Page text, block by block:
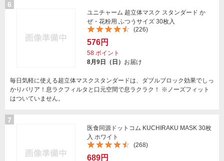
6
ユニチャーム 超立体マスク スタンダード か
ぜ・花粉用 ふつうサイズ 30枚入
(226)
576円
58 ポイント
8月9日（日） お届け
毎日気軽に使える超立体マスクスタンダードは、ダブルブロック効果でしっ
かりバリア！息ラクフィルタと口元空間で息ラクラク！ ※ノーズフィット
はついていません。
7
医食同源ドットコム KUCHIRAKU MASK 30枚
入 ホワイト
(268)
689円